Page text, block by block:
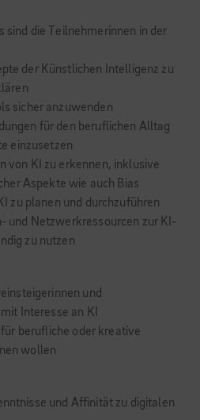
sind die Teilnehmerinnen in der
der Künstlichen Intelligenz zu
sicher anzuwenden
für den beruflichen Alltag
einzusetzen
von KI zu erkennen, inklusive
Aspekte wie auch Bias
zu planen und durchzuführen
und Netzwerkressourcen zur KI-
zu nutzen
und
Interesse an KI
berufliche oder kreative
wollen
und Affinität zu digitalen